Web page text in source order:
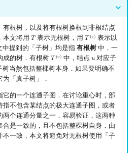
Dev-C++
CLion
Geany
Xcode
GUIDE
Sublime Text
文件操作
Lambda 表达式
pb_ds
编译优化
归并排序
堆排序
桶排序
希尔排序
锦标赛排序
Tim 排序
裴蜀定理 & 一次不定方程
费马小定理 & 欧拉定理
模逆元
线性同余方程
中国剩余定理
升幂引理
多项式多点求值|快速插值
多项式初等函数
常系数齐次线性递推
多项式平移|连续点值平移
符号化方法
Lagrange 反演
贝尔数
伯努利数
Entringer Number
Eulerian Number
分拆数
范德蒙德卷积
线性基
线性映射
特征多项式
对角化
Jordan标准型
AVL 树
红黑树
左偏红黑树
AA 树
根树，以及将有根树换根到非根结点
本文将用 𝑇
T表示无根树，用 𝑇 (𝑣)
T(v) 表示以
提到的「子树」均是指 有根树中，一
成的树．有根树 𝑇 (𝑣)
T(v) 中，结点 𝑢
u对应子
树当然包括整棵树本身．如果要明确不
「真子树」．
的一个连通子图．在讨论重心时，部
不包含某结点的极大连通子图，或者
个连通分量之一．容易验证，这两种
是一致的，且不包括整棵树自身．由
一致，本文将避免对无根树使用「子